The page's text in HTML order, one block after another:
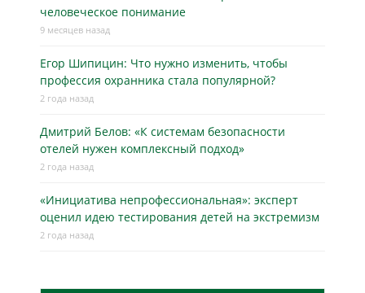
человеческое понимание
9 месяцев назад
Егор Шипицин: Что нужно изменить, чтобы
профессия охранника стала популярной?
2 года назад
Дмитрий Белов: «К системам безопасности
отелей нужен комплексный подход»
2 года назад
«Инициатива непрофессиональная»: эксперт
оценил идею тестирования детей на экстремизм
2 года назад